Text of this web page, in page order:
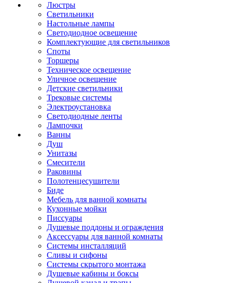
Люстры
Светильники
Настольные лампы
Светодиодное освещение
Комплектующие для светильников
Споты
Торшеры
Техническое освещение
Уличное освещение
Детские светильники
Трековые системы
Электроустановка
Светодиодные ленты
Лампочки
Ванны
Душ
Унитазы
Смесители
Раковины
Полотенцесушители
Биде
Мебель для ванной комнаты
Кухонные мойки
Писсуары
Душевые поддоны и ограждения
Аксессуары для ванной комнаты
Системы инсталляций
Сливы и сифоны
Системы скрытого монтажа
Душевые кабины и боксы